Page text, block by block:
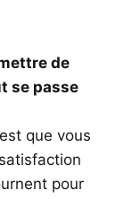
de
se passe
que vous
pour